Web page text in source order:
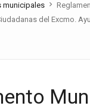
municipales
del Excmo.